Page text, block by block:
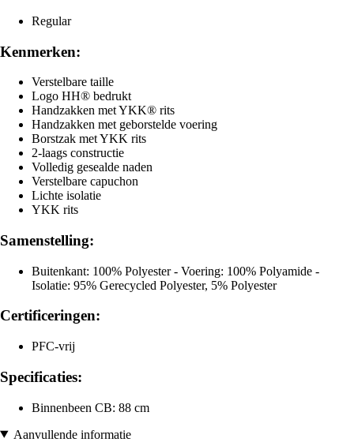
Regular
Kenmerken:
Verstelbare taille
Logo HH® bedrukt
Handzakken met YKK® rits
Handzakken met geborstelde voering
Borstzak met YKK rits
2-laags constructie
Volledig gesealde naden
Verstelbare capuchon
Lichte isolatie
YKK rits
Samenstelling:
Buitenkant: 100% Polyester - Voering: 100% Polyamide -
Isolatie: 95% Gerecycled Polyester, 5% Polyester
Certificeringen:
PFC-vrij
Specificaties:
Binnenbeen CB: 88 cm
Aanvullende informatie